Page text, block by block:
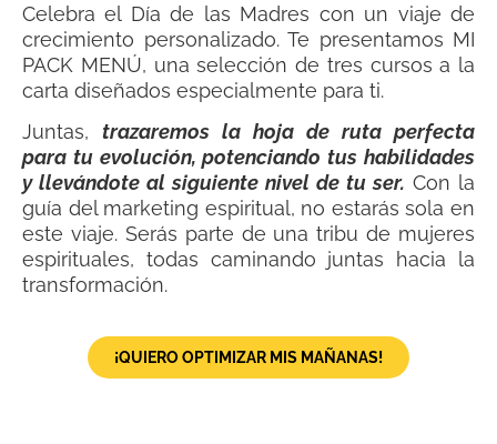
Celebra el Día de las Madres con un viaje de
crecimiento personalizado. Te presentamos MI
PACK MENÚ, una selección de tres cursos a la
carta diseñados especialmente para ti.
Juntas, trazaremos la hoja de ruta perfecta
para tu evolución, potenciando tus habilidades
y llevándote al siguiente nivel de tu ser. Con la
guía del marketing espiritual, no estarás sola en
este viaje. Serás parte de una tribu de mujeres
espirituales, todas caminando juntas hacia la
transformación.
¡QUIERO OPTIMIZAR MIS MAÑANAS!